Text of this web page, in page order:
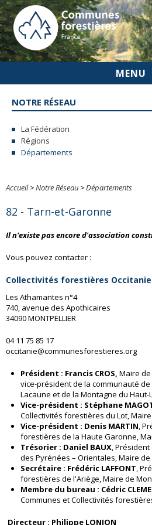
MENU
NOTRE RÉSEAU
La Fédération
Régions
Départements
Accueil>Notre Réseau >Départements
82 - Tarn-et-Garonne
Il n'existe pas encore d'association
Vous pouvez contacter :
Collectivités forestières Occitanie
Les Athamantes n°4
740, avenue des Apothicaires
34090 MONTPELLIER
04 11 75 85 17
occitanie@communesforestieres.org
Président : Francis CROS, Maire de
vice-président de la communauté
Lacaune et de la Montagne du Haut-
Vice-président : Stéphane
Collectivités forestières du Lot,
Vice-président : Denis MARTIN,
forestières de la Haute Garonne,
Trésorier : Daniel BAUX,
des Pyrénées – Orientales, Maire
Secrétaire : Frédéric LAFFONT,
forestières de l'Ariège, Maire de
Membre du bureau : Cédric
Communes et Collectivités
Directeur : Philippe LONJON